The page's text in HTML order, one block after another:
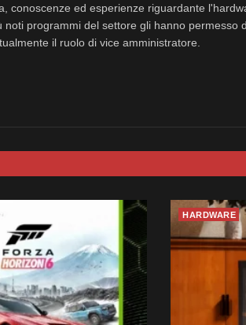
ed esperienze riguardante
programmi del settore gli hanno permesso
il ruolo di vice amministratore.
HARDWARE